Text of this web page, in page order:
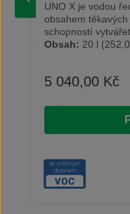
UNO X je vodou
obsahem
schopností
účinné složení je
je UNO X ideální
přívěsů
atd. Kromě
použít také v
alkalické; rychle
znečištění vodou
dobrá
Obsah: 20 l
Běžná cena:
5 040,00 Kč